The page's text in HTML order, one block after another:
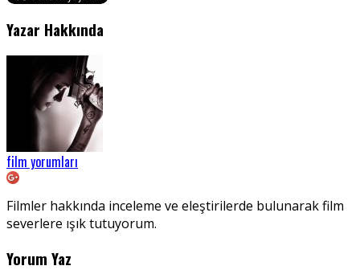
Yazar Hakkında
film yorumları
Filmler hakkında inceleme ve eleştirilerde bulunarak film
severlere ışık tutuyorum.
Yorum Yaz